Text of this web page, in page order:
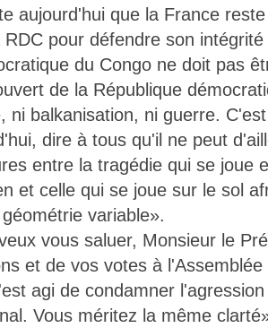
aujourd'hui que la France
RDC pour défendre son
du Congo ne doit pas
de la République
ni balkanisation, ni guerre.
dire à tous qu'il ne peut
entre la tragédie qui se joue
et celle qui se joue sur le sol
variable».
vous saluer, Monsieur le
et de vos votes à
agi de condamner
Vous méritez la même